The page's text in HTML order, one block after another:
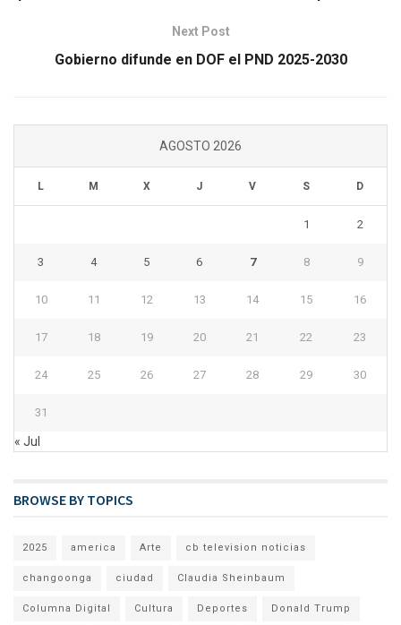
Next Post
Gobierno difunde en DOF el PND 2025-2030
AGOSTO 2026
L M X J V S D
1 2
3 4 5 6 7 8 9
10 11 12 13 14 15 16
17 18 19 20 21 22 23
24 25 26 27 28 29 30
31
« Jul
BROWSE BY TOPICS
2025 america Arte cb television noticias
changoonga ciudad Claudia Sheinbaum
Columna Digital Cultura Deportes Donald Trump